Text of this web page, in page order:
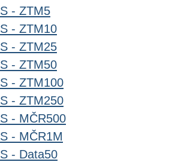
- ZTM5
- ZTM10
- ZTM25
- ZTM50
- ZTM100
- ZTM250
- MČR500
- MČR1M
- Data50